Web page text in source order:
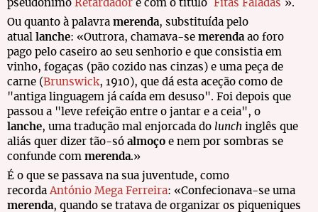
pseudónimo Retardador e com o título ´ Fitas Faladas ´».
Ou quanto à palavra merenda, substituída pelo
atual lanche: «Outrora, chamava-se merendaao foro
pago pelo caseiro ao seu senhorio e que consistia em
vinho, fogaças (pão cozido nas cinzas) e uma peça de
carne (Brunswick, 1910), que dá esta aceção como de
"antiga linguagem já caída em desuso". Foi depois que
passou a "leve refeição entre o jantar e a ceia", o
lanche, uma tradução mal enjorcada do lunch inglês que
aliás quer dizer tão-só almoço e nem por sombras se
confunde com merenda.»
É o que se passava na sua juventude, como
recordaAntónio Mega Ferreira: «Confecionava-se uma
merenda, quando se tratava de organizar os piqueniques